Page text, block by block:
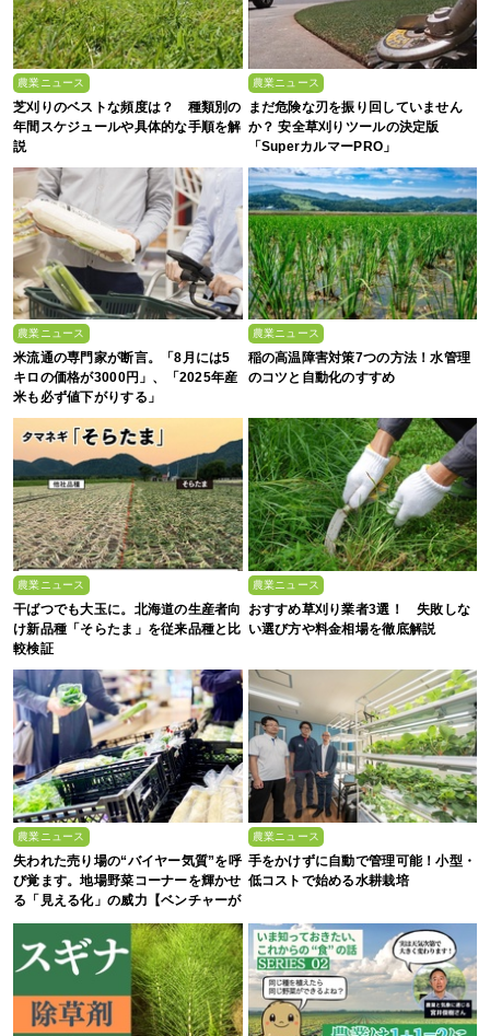
農業ニュース
芝刈りのベストな頻度は？ 種類別の
年間スケジュールや具体的な手順を解
説
農業ニュース
まだ危険な刃を振り回していません
か？ 安全草刈りツールの決定版
「SuperカルマーPRO」
農業ニュース
米流通の専門家が断言。「8月には5
キロの価格が3000円」、「2025年産
米も必ず値下がりする」
農業ニュース
稲の高温障害対策7つの方法！水管理
のコツと自動化のすすめ
農業ニュース
干ばつでも大玉に。北海道の生産者向
け新品種「そらたま」を従来品種と比
較検証
農業ニュース
おすすめ草刈り業者3選！ 失敗しな
い選び方や料金相場を徹底解説
農業ニュース
失われた売り場の“バイヤー気質”を呼
び覚ます。地場野菜コーナーを輝かせ
る「見える化」の威力【ベンチャーが
農業ニュース
手をかけずに自動で管理可能！小型・
低コストで始める水耕栽培